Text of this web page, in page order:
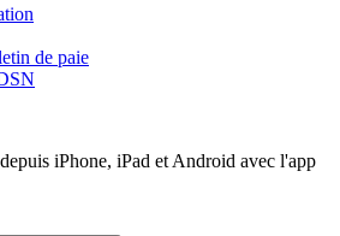
de paie
iPhone, iPad et Android avec l'app